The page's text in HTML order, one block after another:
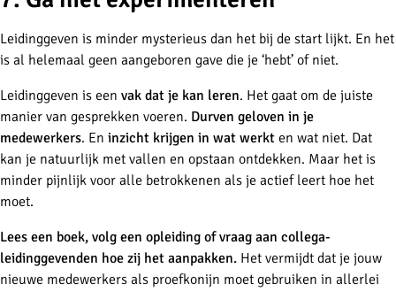
Leidinggeven is minder mysterieus dan het bij de start lijkt. En het
is al helemaal geen aangeboren gave die je ‘hebt’ of niet.
Leidinggeven is een vak dat je kan leren. Het gaat om de juiste
manier van gesprekken voeren. Durven geloven in je
medewerkers. En inzicht krijgen in wat werkt en wat niet. Dat
kan je natuurlijk met vallen en opstaan ontdekken. Maar het is
minder pijnlijk voor alle betrokkenen als je actief leert hoe het
moet.
Lees een boek, volg een opleiding of vraag aan collega-
leidinggevenden hoe zij het aanpakken. Het vermijdt dat je jouw
nieuwe medewerkers als proefkonijn moet gebruiken in allerlei